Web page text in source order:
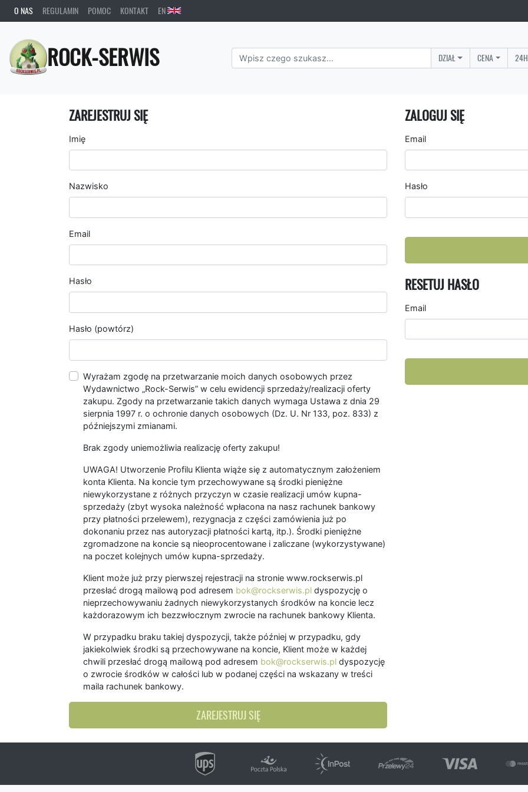
O NAS REGULAMIN POMOC KONTAKT EN
ROCK-SERWIS DZIAŁ CENA
ZAREJESTRUJ SIĘ
Imię
Nazwisko
Email
Hasło
Hasło (powtórz)
Wyrażam zgodę na przetwarzanie moich danych osobowych przez
Wydawnictwo „Rock-Serwis” w celu ewidencji sprzedaży/realizacji oferty
zakupu. Zgody na przetwarzanie takich danych wymaga Ustawa z dnia 29
sierpnia 1997 r. o ochronie danych osobowych (Dz. U. Nr 133, poz. 833) z
późniejszymi zmianami.
Brak zgody uniemożliwia realizację oferty zakupu!
UWAGA! Utworzenie Profilu Klienta wiąże się z automatycznym założeniem
konta Klienta. Na koncie tym przechowywane są środki pieniężne
niewykorzystane z różnych przyczyn w czasie realizacji umów kupna-
sprzedaży (zbyt wysoka należność wpłacona na nasz rachunek bankowy
przy płatności przelewem), rezygnacja z części zamówienia już po
dokonaniu przez nas autoryzacji płatności kartą, itp.). Środki pieniężne
zgromadzone na koncie są nieoprocentowane i zaliczane (wykorzystywane)
na poczet kolejnych umów kupna-sprzedaży.
Klient może już przy pierwszej rejestracji na stronie www.rockserwis.pl
przesłać drogą mailową pod adresem bok@rockserwis.pl dyspozycję o
nieprzechowywaniu żadnych niewykorzystanych środków na koncie lecz
każdorazowym ich bezzwłocznym zwrocie na rachunek bankowy Klienta.
W przypadku braku takiej dyspozycji, także później w przypadku, gdy
jakiekolwiek środki są przechowywane na koncie, Klient może w każdej
chwili przesłać drogą mailową pod adresem bok@rockserwis.pl dyspozycję
o zwrocie środków w całości lub w podanej części na wskazany w treści
maila rachunek bankowy.
ZAREJESTRUJ SIĘ
ZALOGUJ SIĘ
Email
Hasło
RESETUJ HASŁO
Email